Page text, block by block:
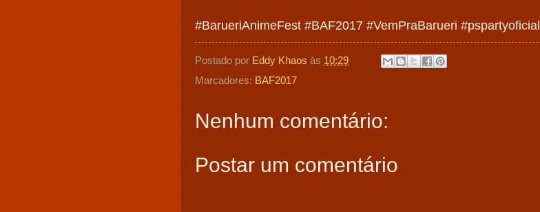
#BarueriAnimeFest #BAF2017 #VemPraBarueri #pspartyoficial
Postado por Eddy Khaos às 10:29
Marcadores: BAF2017
Nenhum comentário:
Postar um comentário